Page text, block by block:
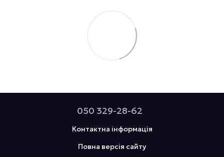
050 329-28-62
Контактна інформація
Повна версія сайту